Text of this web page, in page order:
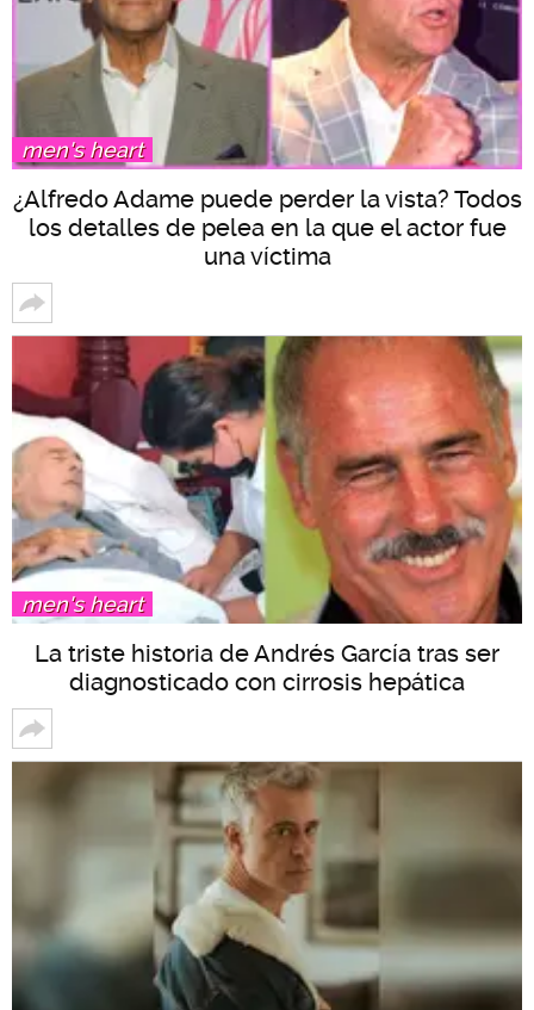
men's heart
¿Alfredo Adame puede perder la vista? Todos
los detalles de pelea en la que el actor fue
una víctima
men's heart
La triste historia de Andrés García tras ser
diagnosticado con cirrosis hepática